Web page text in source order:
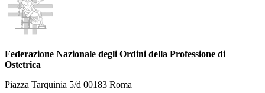
Federazione Nazionale degli Ordini della Professione di
Ostetrica
Piazza Tarquinia 5/d 00183 Roma